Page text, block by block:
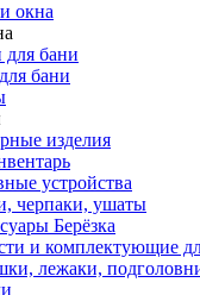
окна
для бани
бани
изделия
устройства
черпаки, ушаты
Берёзка
и комплектующие
лежаки,